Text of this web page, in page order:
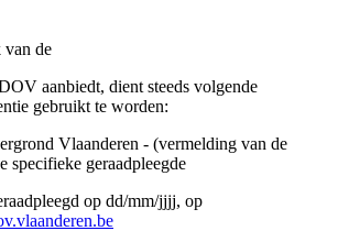
de
aanbiedt, dient steeds volgende
gebruikt te worden:
Vlaanderen - (vermelding van de
specifieke geraadpleegde
op dd/mm/jjjj, op